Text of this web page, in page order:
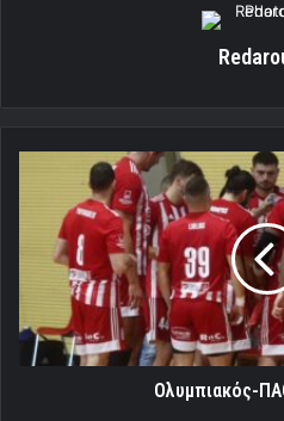
Ολυμπιακός-
Ολυμπιακός-